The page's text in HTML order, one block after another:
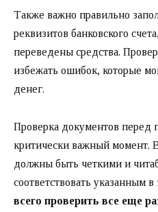
Также важно правильно
реквизитов банковского
переведены средства.
избежать ошибок, которые
денег.
Проверка документов перед
критически важный момент.
должны быть четкими и
соответствовать указанным
всего проверить все еще